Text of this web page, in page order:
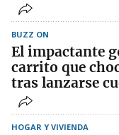
BUZZ ON
El impactante
carrito que
tras lanzarse
HOGAR Y VIVIENDA